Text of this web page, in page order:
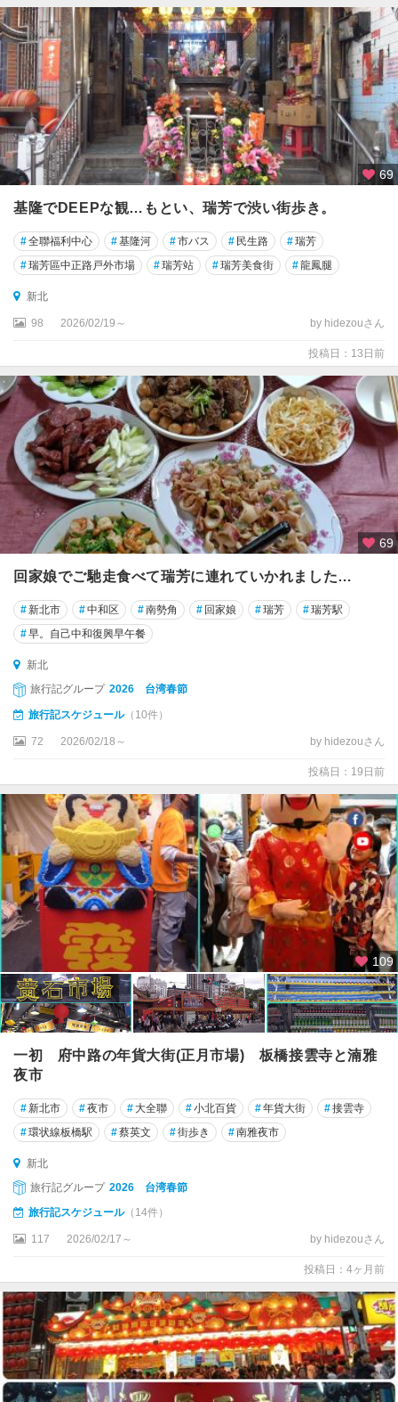
69
基隆でDEEPな観…もとい、瑞芳で渋い街歩き。
#全聯福利中心 #基隆河 #市バス # 民生路 #瑞芳
#瑞芳區中正路戸外市場 #瑞芳站 #瑞芳美食街 #龍鳳腿
新北
98 2026/02/19～ by hidezouさん
投稿日：13日前
69
回家娘でご馳走食べて瑞芳に連れていかれました…
#新北市 #中和区 #南勢角 # 回家娘 #瑞芳 #瑞芳駅
#早。自己中和復興早午餐
新北
旅行記グループ 2026 台湾春節
旅行記スケジュール（10件）
72 2026/02/18～ by hidezouさん
投稿日：19日前
109
一初 府中路の年貨大街(正月市場) 板橋接雲寺と湳雅
夜市
#新北市 #夜市 # 大全聯 #小北百貨 #年貨大街 #接雲寺
#環状線板橋駅 #蔡英文 #街歩き #南雅夜市
新北
旅行記グループ 2026 台湾春節
旅行記スケジュール（14件）
117 2026/02/17～ by hidezouさん
投稿日：4ヶ月前